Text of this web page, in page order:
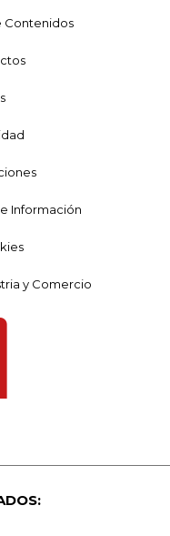
Contenidos
Información
y Comercio